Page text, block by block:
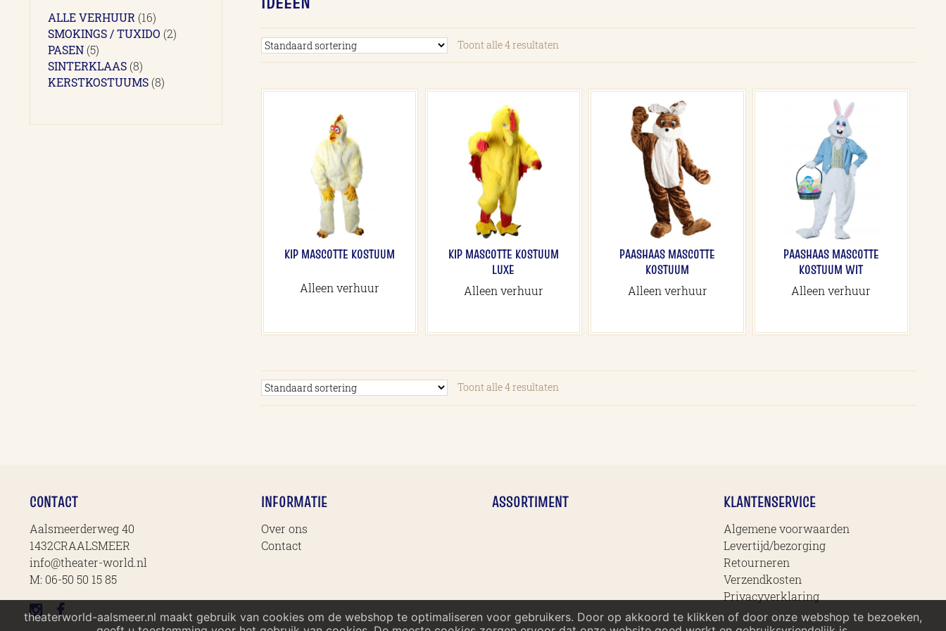
Toont alle 4 resultaten
KIP MASCOTTE KOSTUUM
Alleen verhuur
KIP MASCOTTE KOSTUUM
LUXE
Alleen verhuur
PAASHAAS MASCOTTE
KOSTUUM
Alleen verhuur
PAASHAAS MASCOTTE
KOSTUUM WIT
Alleen verhuur
Toont alle 4 resultaten
ALLE VERHUUR 1616
producten
SMOKINGS / TUXIDO 22
PASEN 55
producten
SINTERKLAAS 88
producten
KERSTKOSTUUMS 88
CONTACT
Aalsmeerderweg 40
1432CRAALSMEER
info@theater-world.nl
M: 06-50 50 15 85
INFORMATIE
Over ons
Contact
ASSORTIMENT KLANTENSERVICE
Algemene voorwaarden
Levertijd/bezorging
Retourneren
Verzendkosten
Privacyverklaring
theaterworld-aalsmeer.nl maakt gebruik van cookies om de webshop te optimaliseren voor gebruikers. Door op akkoord te klikken of door onze webshop te bezoeken,